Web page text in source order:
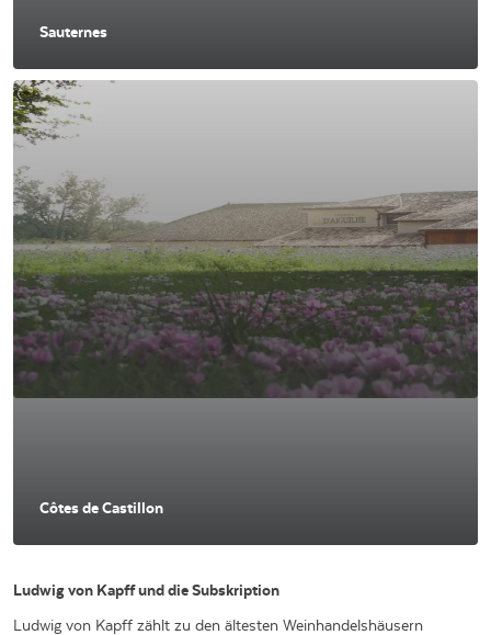
Sauternes
Côtes de Castillon
Ludwig von Kapff und die Subskription
Ludwig von Kapff zählt zu den ältesten Weinhandelshäusern